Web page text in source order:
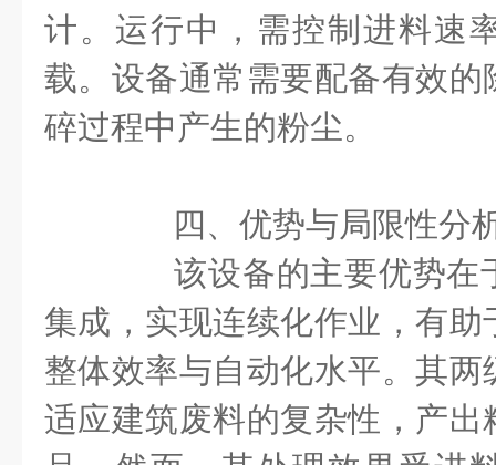
计。运行中，需控制进料速
载。设备通常需要配备有效
碎过程中产生的粉尘。
四、优势与局限性分
该设备的主要优势在
集成，实现连续化作业，有
整体效率与自动化水平。其
适应建筑废料的复杂性，产